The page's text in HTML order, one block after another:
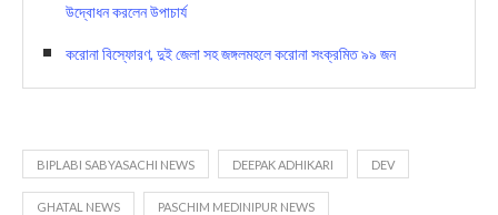
উদ্বোধন করলেন উপাচার্য
করোনা বিস্ফোরণ, দুই জেলা সহ জঙ্গলমহলে করোনা সংক্রমিত ৯৯ জন
BIPLABI SABYASACHI NEWS DEEPAK ADHIKARI DEV
GHATAL NEWS PASCHIM MEDINIPUR NEWS